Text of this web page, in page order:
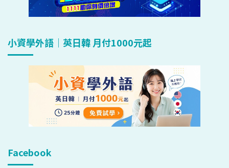
小資學外語｜英日韓 月付1000元起
Facebook